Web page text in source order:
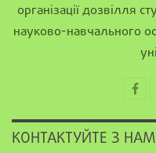
організації дозвілля
науково-навчального
КОНТАКТУЙТЕ З